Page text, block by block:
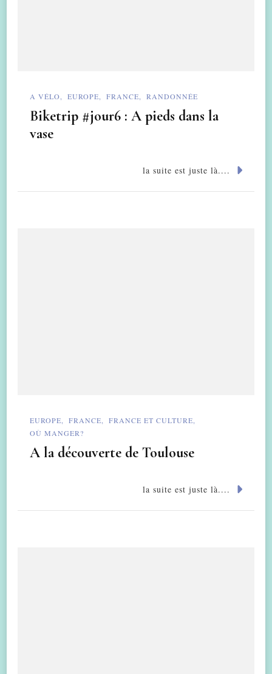
A VÉLO EUROPE FRANCE RANDONNÉE
Biketrip #jour6 : A pieds dans la
vase
la suite est juste là....
EUROPE FRANCE
FRANCE ET CULTURE
OÙ MANGER?
A la découverte de Toulouse
la suite est juste là....